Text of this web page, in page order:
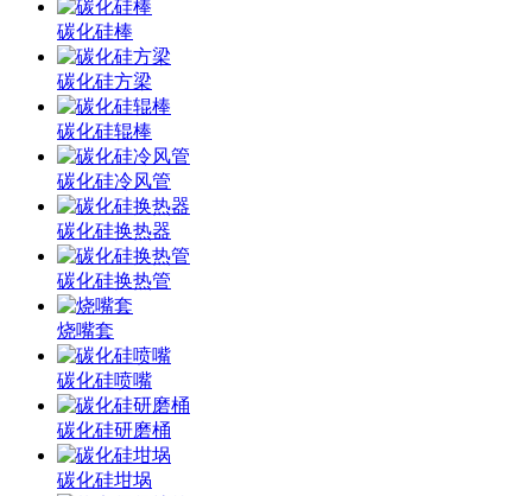
碳化硅棒
碳化硅方梁
碳化硅辊棒
碳化硅冷风管
碳化硅换热器
碳化硅换热管
烧嘴套
碳化硅喷嘴
碳化硅研磨桶
碳化硅坩埚